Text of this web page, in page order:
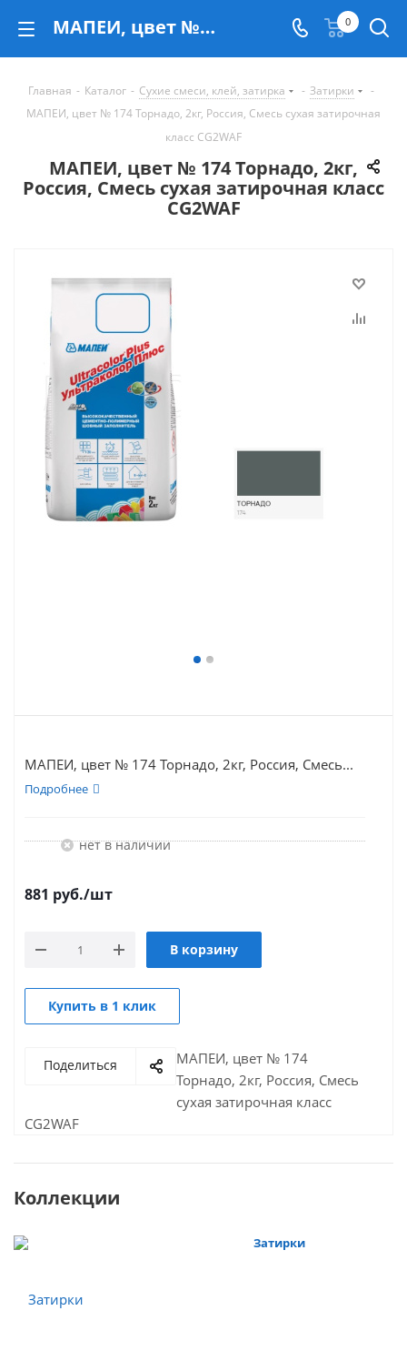
МАПЕИ, цвет № 174 Торнадо, 2кг, Россия, Смесь сухая затирочная класс CG2WAF - купить в Екатеринбурге 0
Главная - Каталог - Сухие смеси, клей, затирка - Затирки
-
МАПЕИ, цвет № 174 Торнадо, 2кг, Россия, Смесь сухая затирочная
класс CG2WAF
МАПЕИ, цвет № 174 Торнадо, 2кг,
Россия, Смесь сухая затирочная класс
CG2WAF
МАПЕИ, цвет № 174 Торнадо, 2кг, Россия, Смесь...
Подробнее
Нет в наличии
881 руб./шт
В корзину
Купить в 1 клик
Поделиться
МАПЕИ, цвет № 174
Торнадо, 2кг, Россия, Смесь
сухая затирочная класс
CG2WAF
Коллекции
Затирки